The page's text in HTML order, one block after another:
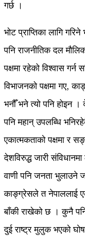
गर्छ ।
भोट प्राप्तिका लागि
पनि राजनीतिक दल
पक्षमा रहेको विश्वास
विभाजनको पक्षमा गए,
भनौँ भने त्यो पनि होइन
पनि महान् उपलब्धि
एकात्मकताको पक्षमा र
देशविरुद्ध जारी
वाणी पनि जनता भुलाउने
काङ्ग्रेसले त नेपाललाई
बाँकी राखेको छ । कुनै
दुई राष्ट्र मुलुक भएको